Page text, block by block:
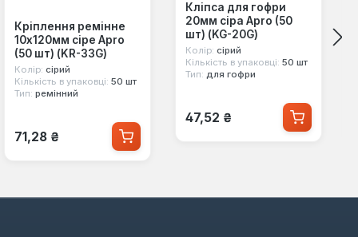
Кріплення ремінне
10х120мм сіре Apro
(50 шт) (KR-33G)
Колір: сірий
Кількість в упаковці: 50 шт
Тип: ремінний
Звичайна ціна:
71,28 ₴
Кліпса для гофри
20мм сіра Apro (50
шт) (KG-20G)
Колір: сірий
Кількість в упаковці: 50 шт
Тип: для гофри
Звичайна ціна:
47,52 ₴